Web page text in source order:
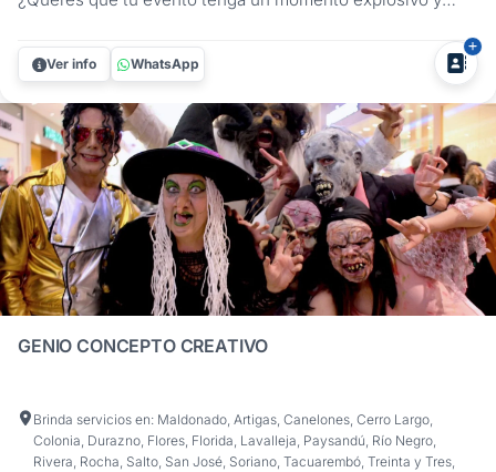
show de robots LED Depredadores para fiestas que
combinan tecnología, animación y espectáculo para que
nadie se quede sentado. Con...
Ver info WhatsApp
GENIO CONCEPTO CREATIVO
Brinda servicios en: Maldonado, Artigas, Canelones, Cerro Largo,
Colonia, Durazno, Flores, Florida, Lavalleja, Paysandú, Río Negro,
Rivera, Rocha, Salto, San José, Soriano, Tacuarembó, Treinta y Tres,